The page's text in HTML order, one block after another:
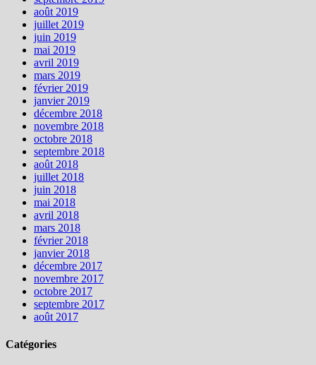
août 2019
juillet 2019
juin 2019
mai 2019
avril 2019
mars 2019
février 2019
janvier 2019
décembre 2018
novembre 2018
octobre 2018
septembre 2018
août 2018
juillet 2018
juin 2018
mai 2018
avril 2018
mars 2018
février 2018
janvier 2018
décembre 2017
novembre 2017
octobre 2017
septembre 2017
août 2017
Catégories